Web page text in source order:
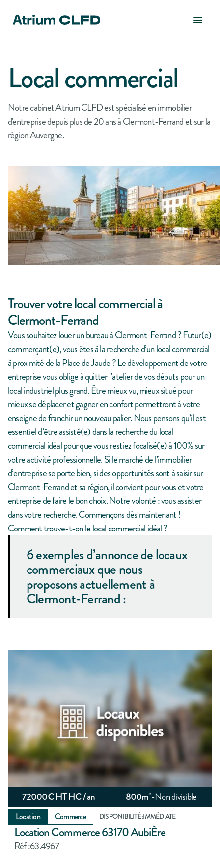
Local commercial
Notre cabinet Atrium CLFD est spécialisé en immobilier
d'entreprise depuis plus de 20 ans à Clermont-Ferrand et sur la
région Auvergne.
Trouver votre local commercial à
Clermont-Ferrand
Vous souhaitez louer un bureau à Clermont-Ferrand ? Futur(e)
commerçant(e), vous êtes à la recherche d’un local commercial
à proximité de la Place de Jaude ? Le développement de votre
entreprise vous oblige à quitter l’atelier de vos débuts pour un
local industriel plus grand. Être mieux vu, mieux situé pour
mieux se déplacer et gagner en confort permettront à votre
enseigne de franchir un nouveau palier. Nous pensons qu’il est
essentiel d’être assisté(e) dans la recherche du local
commercial idéal pour que vous restiez focalisé(e) à 100% sur
votre activité professionnelle. Si le marché de l’immobilier
d’entreprise se porte bien, si des opportunités sont à saisir sur
Clermont-Ferrand et sa région, il convient pour vous et votre
entreprise de faire le bon choix. Notre volonté : vous assister
dans votre recherche. Commençons dès maintenant !
Comment trouve-t-on le local commercial idéal ?
6 exemples d’annonce de locaux
commerciaux que nous
proposons actuellement à
Clermont-Ferrand :
72000€ HT HC / an 800m²-Non divisible
Location Commerce DISPONIBILITÉ :IMMÉDIATE
Location Commerce 63170 AubiÈre
Réf :63.4967